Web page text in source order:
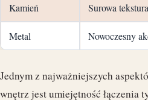
Kamień Surowa
Metal Nowoczesny
Jednym z najważniejszych
wnętrz jest umiejętność łączenia